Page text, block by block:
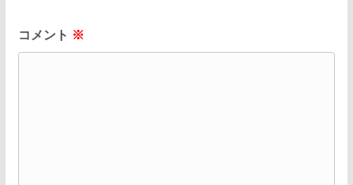
コメント ※